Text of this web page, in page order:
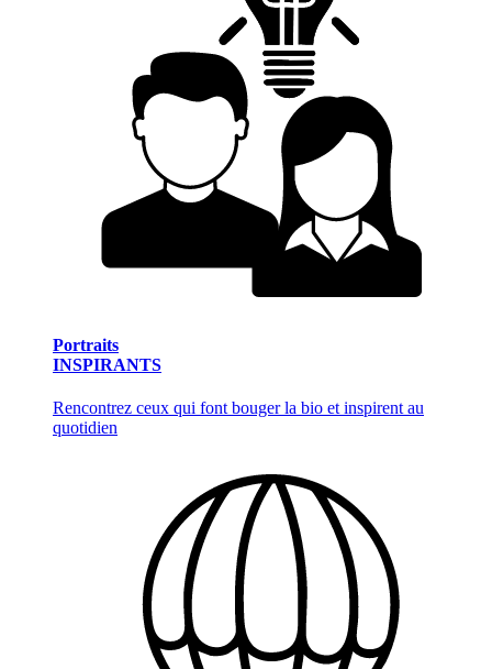
Portraits
INSPIRANTS
Rencontrez ceux qui font bouger la bio et inspirent au
quotidien